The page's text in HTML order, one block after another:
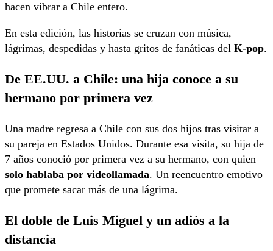
hacen vibrar a Chile entero.
En esta edición, las historias se cruzan con música,
lágrimas, despedidas y hasta gritos de fanáticas del K-pop.
De EE.UU. a Chile: una hija conoce a su
hermano por primera vez
Una madre regresa a Chile con sus dos hijos tras visitar a
su pareja en Estados Unidos. Durante esa visita, su hija de
7 años conoció por primera vez a su hermano, con quien
solo hablaba por videollamada. Un reencuentro emotivo
que promete sacar más de una lágrima.
El doble de Luis Miguel y un adiós a la
distancia